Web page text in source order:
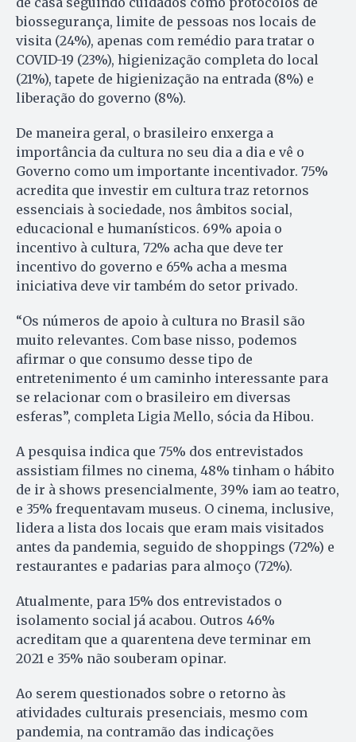
biossegurança, limite de pessoas nos locais de
visita (24%), apenas com remédio para tratar o
COVID-19 (23%), higienização completa do local
(21%), tapete de higienização na entrada (8%) e
liberação do governo (8%).
De maneira geral, o brasileiro enxerga a
importância da cultura no seu dia a dia e vê o
Governo como um importante incentivador. 75%
acredita que investir em cultura traz retornos
essenciais à sociedade, nos âmbitos social,
educacional e humanísticos. 69% apoia o
incentivo à cultura, 72% acha que deve ter
incentivo do governo e 65% acha a mesma
iniciativa deve vir também do setor privado.
“Os números de apoio à cultura no Brasil são
muito relevantes. Com base nisso, podemos
afirmar o que consumo desse tipo de
entretenimento é um caminho interessante para
se relacionar com o brasileiro em diversas
esferas”, completa Ligia Mello, sócia da Hibou.
A pesquisa indica que 75% dos entrevistados
assistiam filmes no cinema, 48% tinham o hábito
de ir à shows presencialmente, 39% iam ao teatro,
e 35% frequentavam museus. O cinema, inclusive,
lidera a lista dos locais que eram mais visitados
antes da pandemia, seguido de shoppings (72%) e
restaurantes e padarias para almoço (72%).
Atualmente, para 15% dos entrevistados o
isolamento social já acabou. Outros 46%
acreditam que a quarentena deve terminar em
2021 e 35% não souberam opinar.
Ao serem questionados sobre o retorno às
atividades culturais presenciais, mesmo com
pandemia, na contramão das indicações